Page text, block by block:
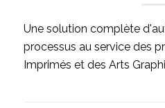
Une solution complète
processus au service des
Imprimés et des Arts